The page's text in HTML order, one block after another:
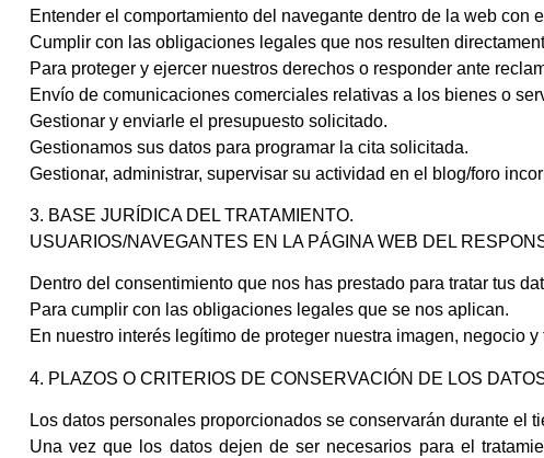
Entender el comportamiento del navegante dentro de la web
Cumplir con las obligaciones legales que nos resulten
Para proteger y ejercer nuestros derechos o responder ante
Envío de comunicaciones comerciales relativas a los bienes o
Gestionar y enviarle el presupuesto solicitado.
Gestionamos sus datos para programar la cita solicitada.
Gestionar, administrar, supervisar su actividad en el blog/foro
3. BASE JURÍDICA DEL TRATAMIENTO.
USUARIOS/NAVEGANTES EN LA PÁGINA WEB DEL
Dentro del consentimiento que nos has prestado para tratar tus
Para cumplir con las obligaciones legales que se nos aplican.
En nuestro interés legítimo de proteger nuestra imagen, negocio
4. PLAZOS O CRITERIOS DE CONSERVACIÓN DE LOS
Los datos personales proporcionados se conservarán durante
Una vez que los datos dejen de ser necesarios para el